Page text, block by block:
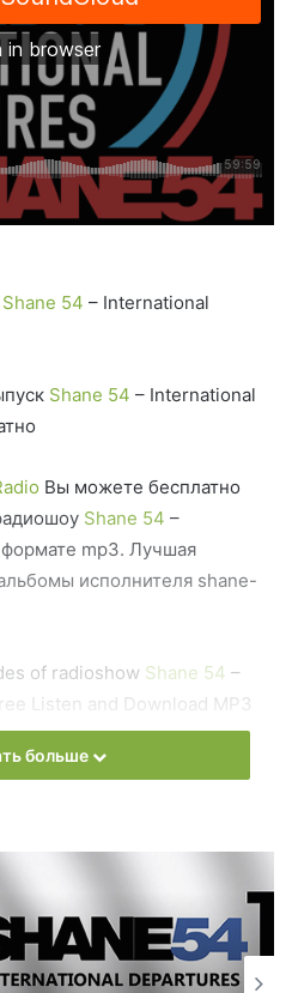
Shane 54 – International
Shane 54 – International
Вы можете бесплатно
Shane 54 –
mp3. Лучшая
исполнителя shane-
of radioshow Shane 54 –
Listen and Download MP3
выпусков
VK:
больше